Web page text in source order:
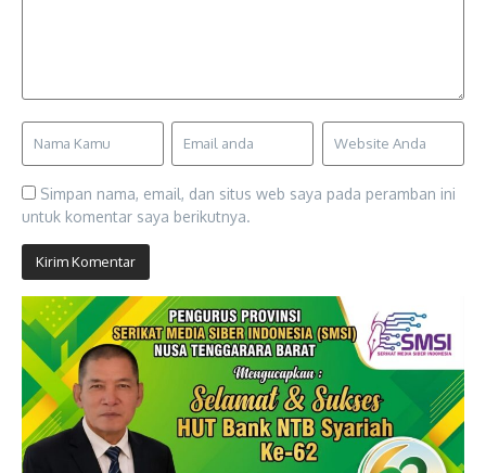
Simpan nama, email, dan situs web saya pada peramban ini
untuk komentar saya berikutnya.